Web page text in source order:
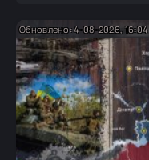
Обновлено: 4-08-2026, 16:04